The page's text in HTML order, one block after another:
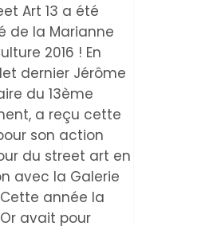
Art 13 a été
de la Marianne
2016 ! En
dernier Jérôme
du 13ème
a reçu cette
son action
du street art en
avec la Galerie
année la
avait pour